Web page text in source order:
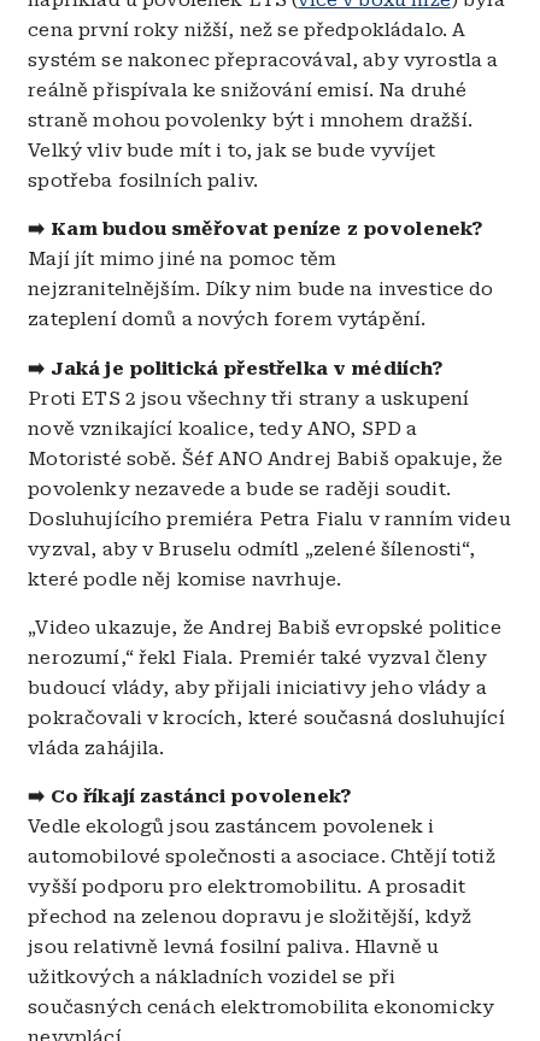
cena první roky nižší, než se předpokládalo. A
systém se nakonec přepracovával, aby vyrostla a
reálně přispívala ke snižování emisí. Na druhé
straně mohou povolenky být i mnohem dražší.
Velký vliv bude mít i to, jak se bude vyvíjet
spotřeba fosilních paliv.
➡️ Kam budou směřovat peníze z povolenek?
Mají jít mimo jiné na pomoc těm
nejzranitelnějším. Díky nim bude na investice do
zateplení domů a nových forem vytápění.
➡️ Jaká je politická přestřelka v médiích?
Proti ETS 2 jsou všechny tři strany a uskupení
nově vznikající koalice, tedy ANO, SPD a
Motoristé sobě. Šéf ANO Andrej Babiš opakuje, že
povolenky nezavede a bude se raději soudit.
Dosluhujícího premiéra Petra Fialu v ranním videu
vyzval, aby v Bruselu odmítl „zelené šílenosti“,
které podle něj komise navrhuje.
„Video ukazuje, že Andrej Babiš evropské politice
nerozumí,“ řekl Fiala. Premiér také vyzval členy
budoucí vlády, aby přijali iniciativy jeho vlády a
pokračovali v krocích, které současná dosluhující
vláda zahájila.
➡️ Co říkají zastánci povolenek?
Vedle ekologů jsou zastáncem povolenek i
automobilové společnosti a asociace. Chtějí totiž
vyšší podporu pro elektromobilitu. A prosadit
přechod na zelenou dopravu je složitější, když
jsou relativně levná fosilní paliva. Hlavně u
užitkových a nákladních vozidel se při
současných cenách elektromobilita ekonomicky